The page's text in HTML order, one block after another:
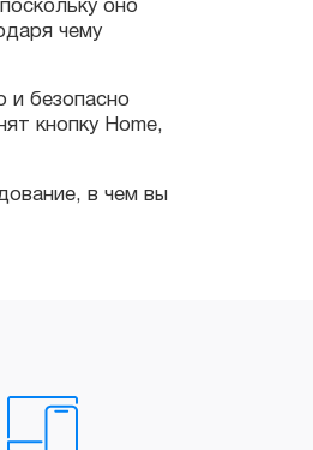
Home,
в чем вы